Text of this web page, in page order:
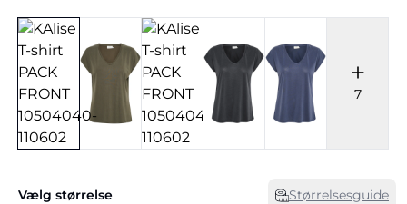
7
Vælg størrelse Størrelsesguide